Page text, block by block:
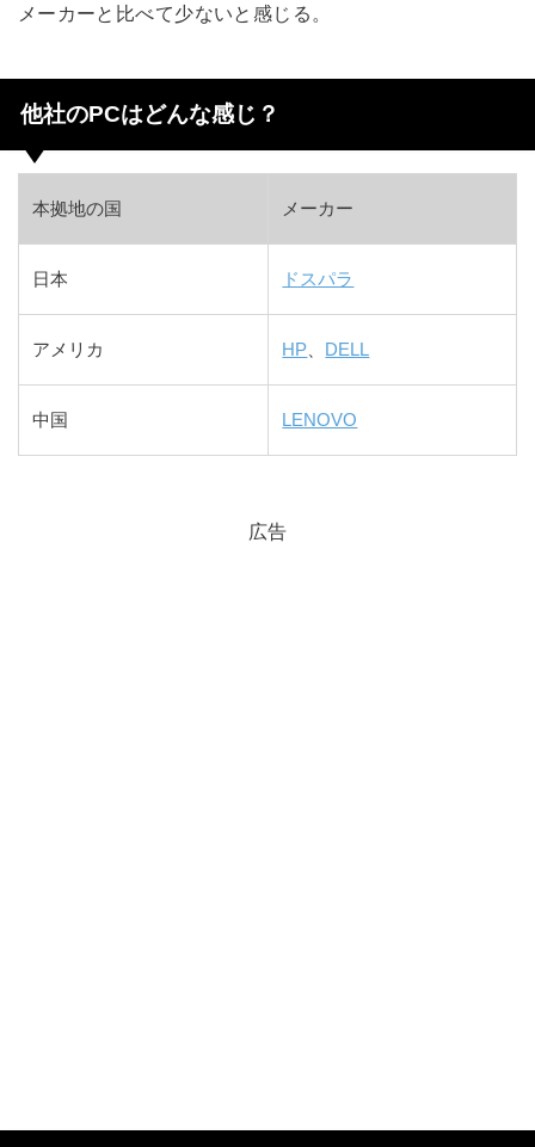
メーカーと比べて少ないと感じる。
他社のPCはどんな感じ？
本拠地の国 メーカー
日本 ドスパラ
アメリカ HP DELL
中国 LENOVO
広告